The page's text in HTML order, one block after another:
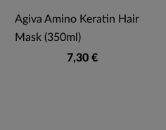
Agiva Amino Keratin Hair
Mask (350ml)
7,30 €